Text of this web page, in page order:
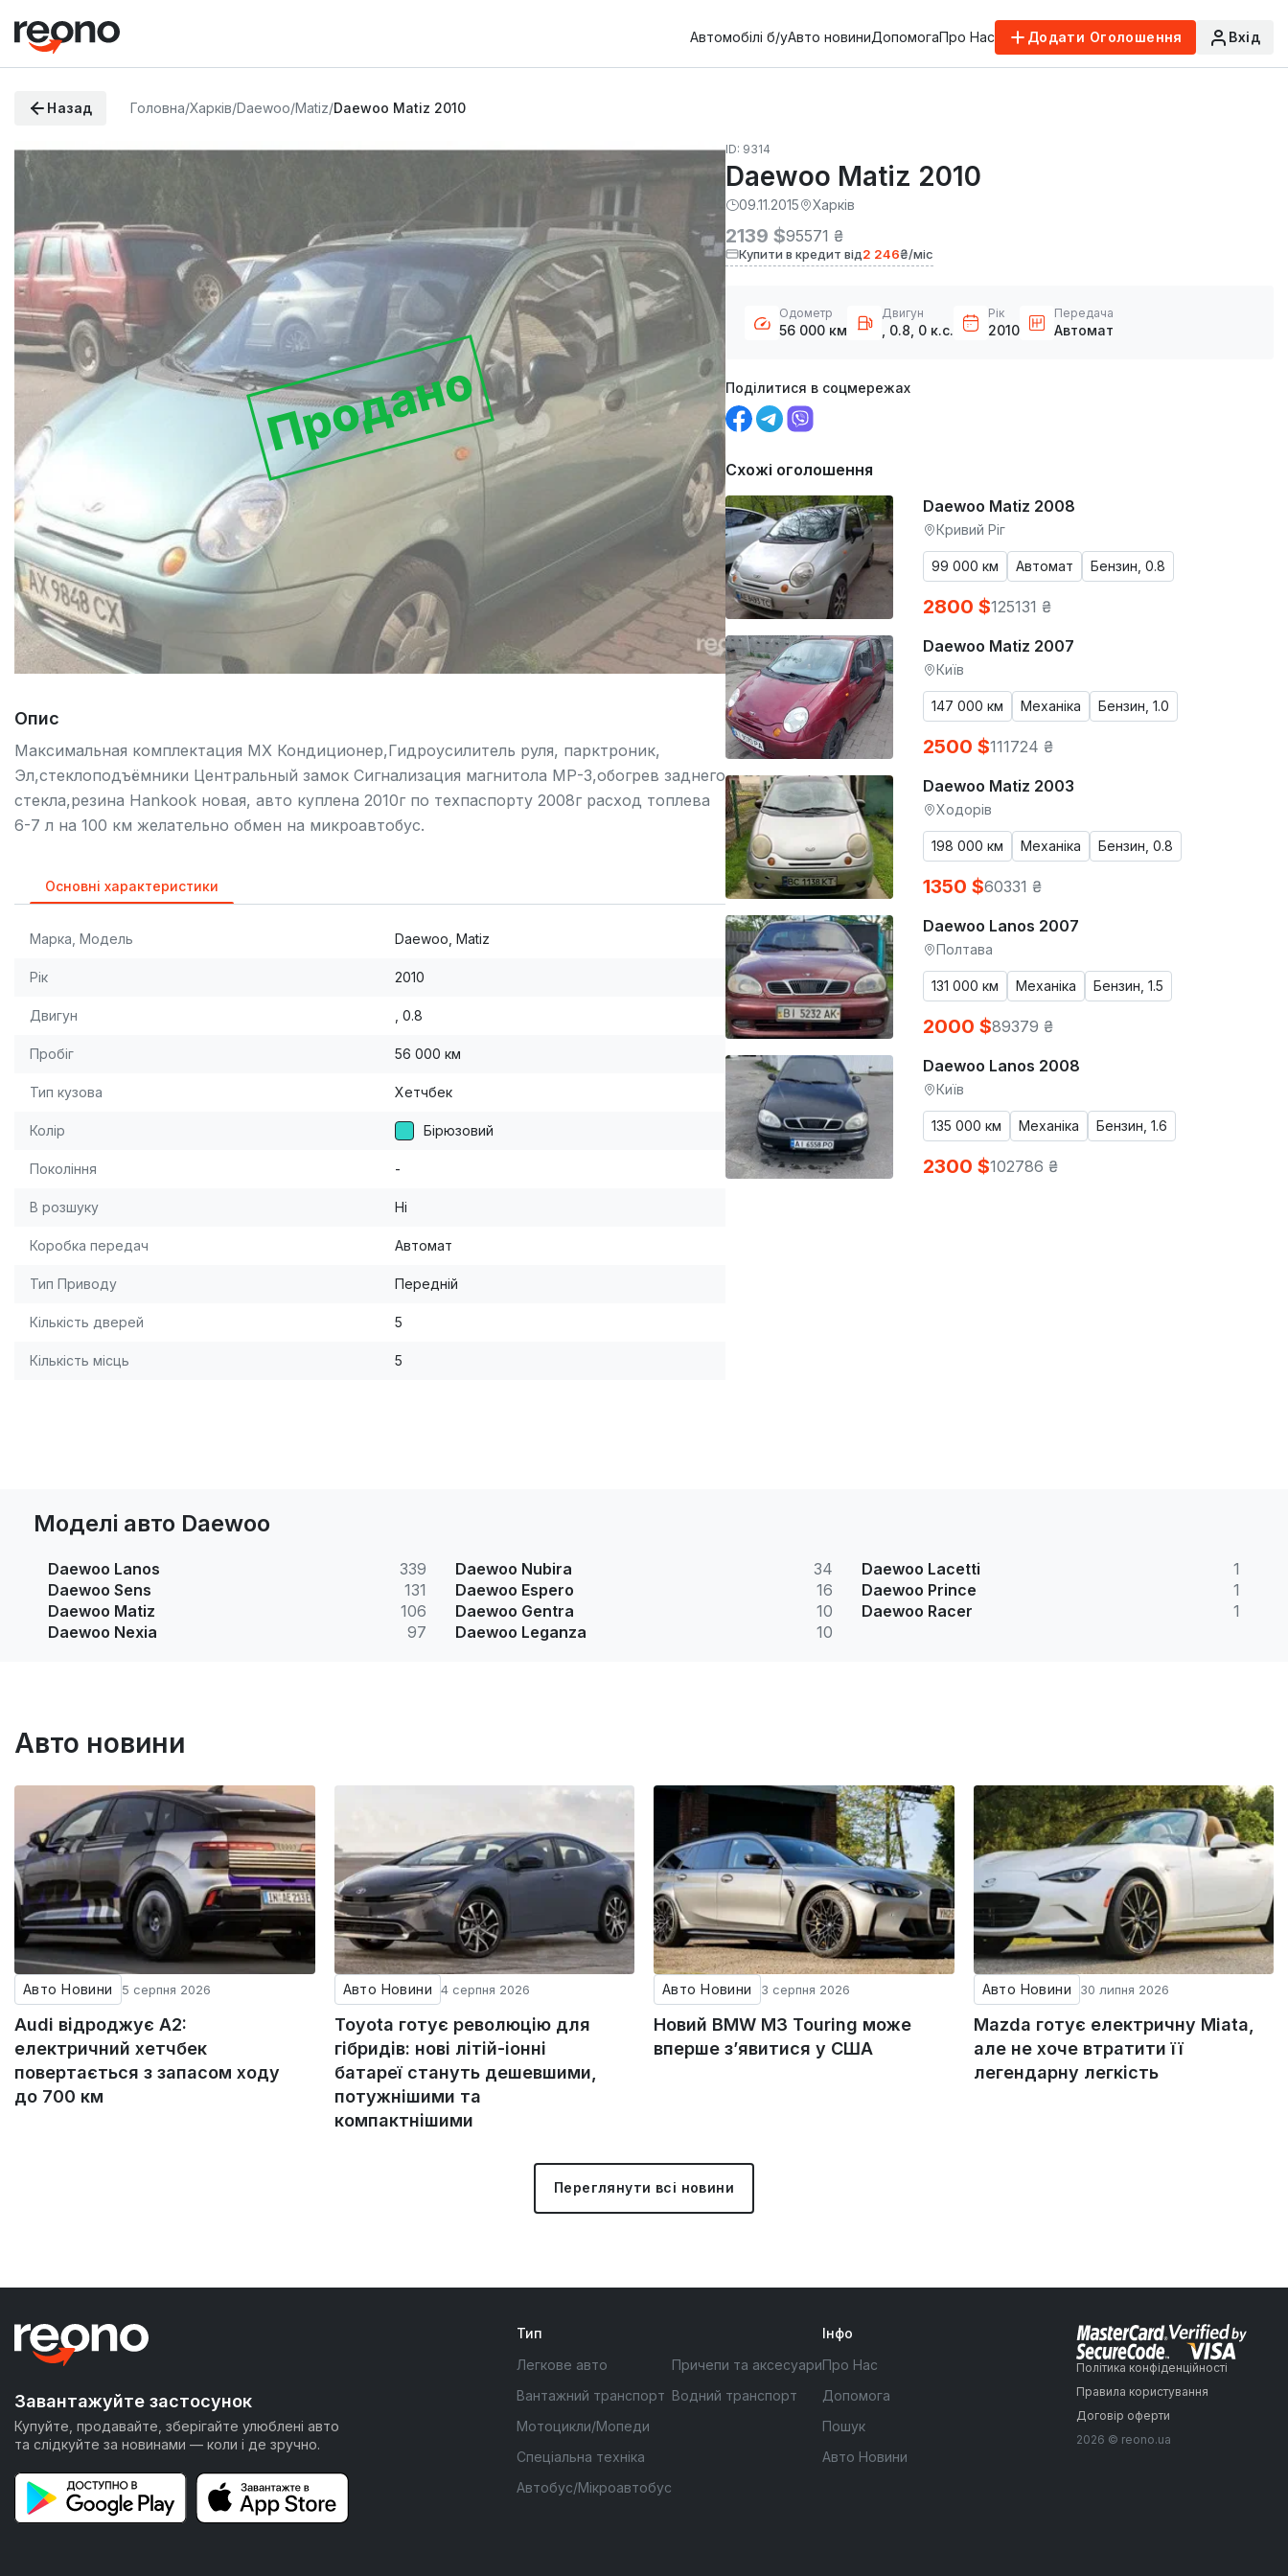
Автомобілі б/уАвто новиниДопомогаПро Нас Додати Оголошення Вхід
Назад Головна/Харків/Daewoo/Matiz/Daewoo Matiz 2010
Продано
Опис
Максимальная комплектация МХ Кондиционер,Гидроусилитель руля, парктроник,
Эл,стеклоподъёмники Центральный замок Сигнализация магнитола МР-3,обогрев заднего
стекла,резина Hankook новая, авто куплена 2010г по техпаспорту 2008г расход топлева
6-7 л на 100 км желательно обмен на микроавтобус.
Основні характеристики
Марка, Модель Daewoo, Matiz
Рік 2010
Двигун , 0.8
Пробіг 56 000 км
Тип кузова Хетчбек
Колір Бірюзовий
Покоління -
В розшуку Ні
Коробка передач Автомат
Тип Приводу Передній
Кількість дверей 5
Кількість місць 5
ID: 9314
Daewoo Matiz 2010
09.11.2015 Харків
2139 $95571 ₴
Купити в кредит від2 246₴/міс
Одометр
56 000 км
Двигун
, 0.8, 0 к.с.
Рік
2010
Передача
Автомат
Поділитися в соцмережах
Схожі оголошення
Daewoo Matiz 2008
Кривий Ріг
99 000 км Автомат Бензин, 0.8
2800 $125131 ₴
Daewoo Matiz 2007
Київ
147 000 км Механіка Бензин, 1.0
2500 $111724 ₴
Daewoo Matiz 2003
Ходорів
198 000 км Механіка Бензин, 0.8
1350 $60331 ₴
Daewoo Lanos 2007
Полтава
131 000 км Механіка Бензин, 1.5
2000 $89379 ₴
Daewoo Lanos 2008
Київ
135 000 км Механіка Бензин, 1.6
2300 $102786 ₴
Моделі авто Daewoo
Daewoo Lanos
339
Daewoo Sens
131
Daewoo Matiz
106
Daewoo Nexia
97
Daewoo Nubira
34
Daewoo Espero
16
Daewoo Gentra
10
Daewoo Leganza
10
Daewoo Lacetti
1
Daewoo Prince
1
Daewoo Racer
1
Авто новини
Авто Новини 5 серпня 2026
Audi відроджує A2:
електричний хетчбек
повертається з запасом ходу
до 700 км
Авто Новини 4 серпня 2026
Toyota готує революцію для
гібридів: нові літій-іонні
батареї стануть дешевшими,
потужнішими та
компактнішими
Авто Новини 3 серпня 2026
Новий BMW M3 Touring може
вперше з’явитися у США
Авто Новини 30 липня 2026
Mazda готує електричну Miata,
але не хоче втратити її
легендарну легкість
Переглянути всі новини
Завантажуйте застосунок
Купуйте, продавайте, зберігайте улюблені авто
та слідкуйте за новинами — коли і де зручно.
Тип
Легкове авто
Вантажний транспорт
Мотоцикли/Мопеди
Спеціальна техніка
Автобус/Мікроавтобус
Причепи та аксесуари
Водний транспорт
Інфо
Про Нас
Допомога
Пошук
Авто Новини
Політика конфіденційності
Правила користування
Договір оферти
2026 © reono.ua